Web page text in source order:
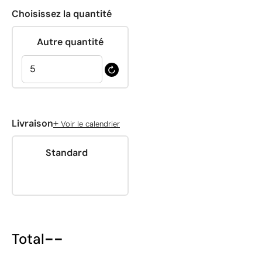
Choisissez la quantité
Autre quantité
Livraison+ Voir le calendrier
Standard
Total--